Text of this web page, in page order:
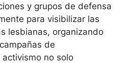
y grupos de defensa
para visibilizar las
lesbianas, organizando
de
activismo no solo